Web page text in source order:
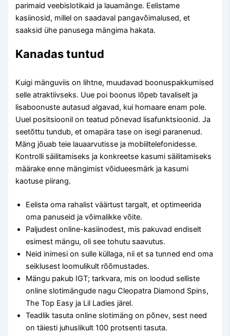
parimaid veebislotikaid ja lauamänge. Eelistame
kasiinosid, millel on saadaval pangavõimalused, et
saaksid ühe panusega mängima hakata.
Kanadas tuntud
Kuigi mänguviis on lihtne, muudavad boonuspakkumised
selle atraktiivseks. Uue poi boonus lõpeb tavaliselt ja
lisaboonuste autasud algavad, kui homaare enam pole.
Uuel positsioonil on teatud põnevad lisafunktsioonid. Ja
seetõttu tundub, et omapära tase on isegi paranenud.
Mäng jõuab teie lauaarvutisse ja mobiiltelefonidesse.
Kontrolli säilitamiseks ja konkreetse kasumi säilitamiseks
määrake enne mängimist võidueesmärk ja kasumi
kaotuse piirang.
Eelista oma rahalist väärtust targalt, et optimeerida
oma panuseid ja võimalikke võite.
Paljudest online-kasiinodest, mis pakuvad endiselt
esimest mängu, oli see tohutu saavutus.
Neid inimesi on sulle küllaga, nii et sa tunned end oma
seiklusest loomulikult rõõmustades.
Mängu pakub IGT; tarkvara, mis on loodud selliste
online slotimängude nagu Cleopatra Diamond Spins,
The Top Easy ja Lil Ladies järel.
Teadlik tasuta online slotimäng on põnev, sest need
on täiesti juhuslikult 100 protsenti tasuta.